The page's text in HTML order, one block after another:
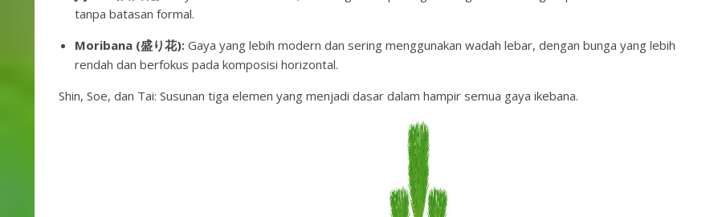
tanpa batasan formal.
Moribana (盛り花): Gaya yang lebih modern dan sering menggunakan wadah lebar, dengan bunga yang lebih
rendah dan berfokus pada komposisi horizontal.
Shin, Soe, dan Tai: Susunan tiga elemen yang menjadi dasar dalam hampir semua gaya ikebana.